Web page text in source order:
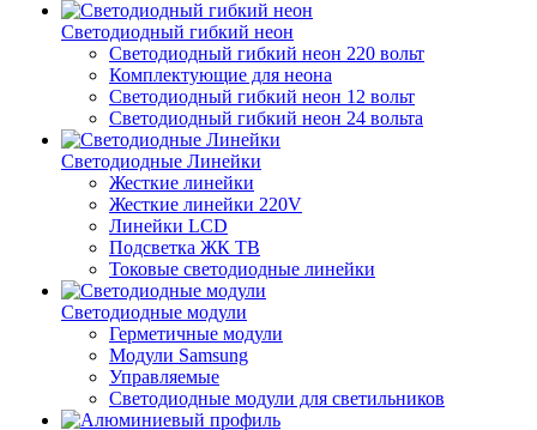
Светодиодный гибкий неон
Светодиодный гибкий неон 220 вольт
Комплектующие для неона
Светодиодный гибкий неон 12 вольт
Светодиодный гибкий неон 24 вольта
Светодиодные Линейки
Жесткие линейки
Жесткие линейки 220V
Линейки LCD
Подсветка ЖК ТВ
Токовые светодиодные линейки
Светодиодные модули
Герметичные модули
Модули Samsung
Управляемые
Светодиодные модули для светильников